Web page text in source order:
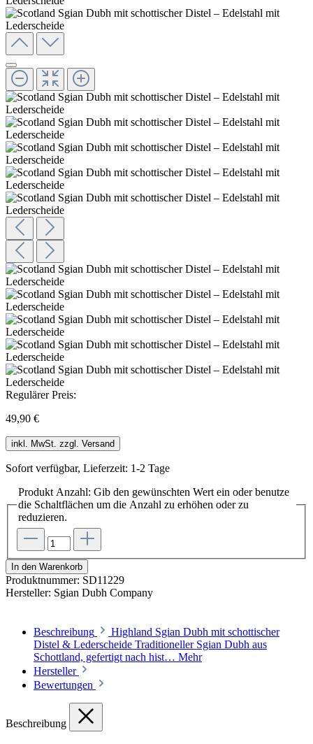
Regulärer Preis:
49,90 €
inkl. MwSt. zzgl. Versand
Sofort verfügbar, Lieferzeit: 1-2 Tage
Produkt Anzahl: Gib den gewünschten Wert ein oder benutze
die Schaltflächen um die Anzahl zu erhöhen oder zu
reduzieren.
In den Warenkorb
Produktnummer: SD11229
Hersteller: Sgian Dubh Company
Beschreibung
Highland Sgian Dubh mit schottischer
Distel & Lederscheide Traditioneller Sgian Dubh aus
Schottland, gefertigt nach hist… Mehr
Hersteller
Bewertungen
Beschreibung